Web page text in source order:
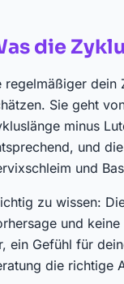
die
regelmäßiger dein
Sie geht
minus
und
und
zu wissen:
und
ein Gefühl für
die richtige